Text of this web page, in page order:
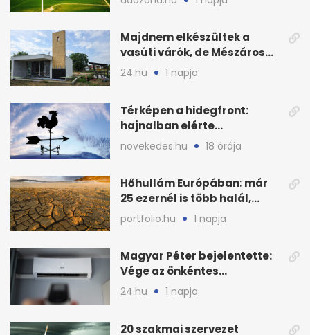
Majdnem elkészültek a
vasúti várók, de Mészáros
bizalmasa leromboltatja
24.hu 1 napja
Térképen a hidegfront:
hajnalban elérte
Magyarország határát
novekedes.hu 18 órája
Hőhullám Európában: már
25 ezernél is több halál,
folytatódhat
portfolio.hu 1 napja
Magyar Péter bejelentette:
Vége az önkéntes
fogyasztáscsökkentésnek
24.hu 1 napja
20 szakmai szervezet